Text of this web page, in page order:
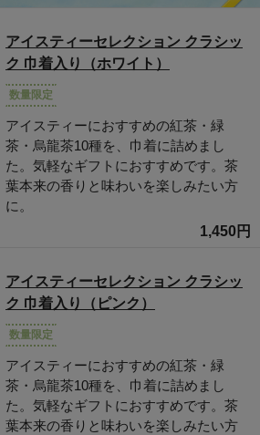
アイスティーセレクション クラシッ
ク 巾着入り（ホワイト）
数量限定
アイスティーにおすすめの紅茶・緑
茶・烏龍茶10種を、巾着に詰めまし
た。気軽なギフトにおすすめです。茶
葉本来の香りと味わいを楽しみたい方
に。
1,450円
アイスティーセレクション クラシッ
ク 巾着入り（ピンク）
数量限定
アイスティーにおすすめの紅茶・緑
茶・烏龍茶10種を、巾着に詰めまし
た。気軽なギフトにおすすめです。茶
葉本来の香りと味わいを楽しみたい方